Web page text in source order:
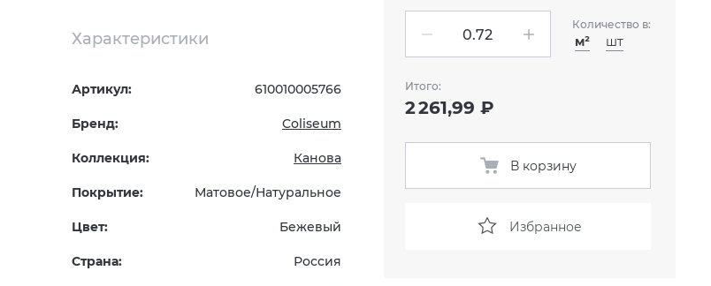
Характеристики
Артикул: 610010005766
Бренд: Coliseum
Коллекция: Канова
Покрытие: Матовое/Натуральное
Цвет: Бежевый
Страна: Россия
Количество в:
м² шт
Итого:
2 261,99 ₽
В корзину
Избранное